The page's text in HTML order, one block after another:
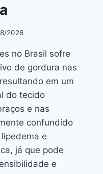
2026
no Brasil sofre
de gordura nas
em um
do tecido
e nas
confundido
e
já que pode
e